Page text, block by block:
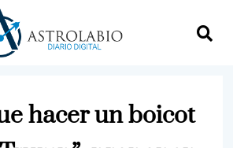
hacer un boicot